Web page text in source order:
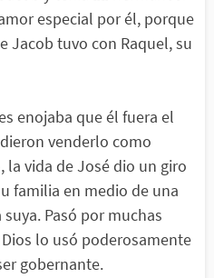
especial por él, porque
Jacob tuvo con Raquel, su
enojaba que él fuera el
venderlo como
la vida de José dio un giro
familia en medio de una
Pasó por muchas
lo usó poderosamente
gobernante.